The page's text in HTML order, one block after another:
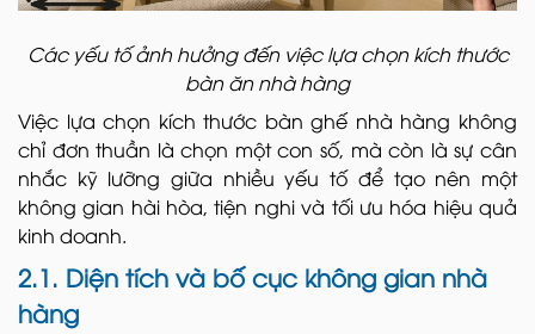
Các yếu tố ảnh hưởng đến việc lựa chọn kích thước
bàn ăn nhà hàng
Việc lựa chọn kích thước bàn ghế nhà hàng không
chỉ đơn thuần là chọn một con số, mà còn là sự cân
nhắc kỹ lưỡng giữa nhiều yếu tố để tạo nên một
không gian hài hòa, tiện nghi và tối ưu hóa hiệu quả
kinh doanh.
2.1. Diện tích và bố cục không gian nhà
hàng